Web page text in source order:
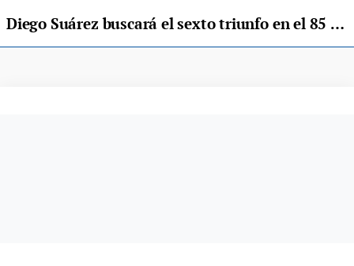
Diego Suárez buscará el sexto triunfo en el 85 Descenso Internacional del Sella